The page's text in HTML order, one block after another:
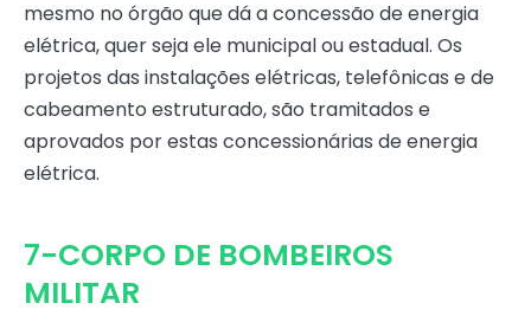
mesmo no órgão que dá a concessão de energia
elétrica, quer seja ele municipal ou estadual. Os
projetos das instalações elétricas, telefônicas e de
cabeamento estruturado, são tramitados e
aprovados por estas concessionárias de energia
elétrica.
7-CORPO DE BOMBEIROS
MILITAR